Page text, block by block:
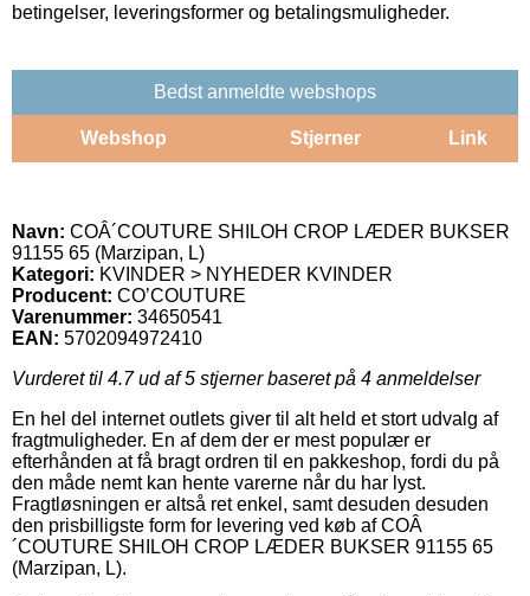
betingelser, leveringsformer og betalingsmuligheder.
Bedst anmeldte webshops
Webshop Stjerner Link
Navn: COÂ´COUTURE SHILOH CROP LÆDER BUKSER
91155 65 (Marzipan, L)
Kategori: KVINDER > NYHEDER KVINDER
Producent: CO’COUTURE
Varenummer: 34650541
EAN: 5702094972410
Vurderet til 4.7ud af 5 stjerner baseret på 4 anmeldelser
En hel del internet outlets giver til alt held et stort udvalg af
fragtmuligheder. En af dem der er mest populær er
efterhånden at få bragt ordren til en pakkeshop, fordi du på
den måde nemt kan hente varerne når du har lyst.
Fragtløsningen er altså ret enkel, samt desuden desuden
den prisbilligste form for levering ved køb af COÂ
´COUTURE SHILOH CROP LÆDER BUKSER 91155 65
(Marzipan, L).